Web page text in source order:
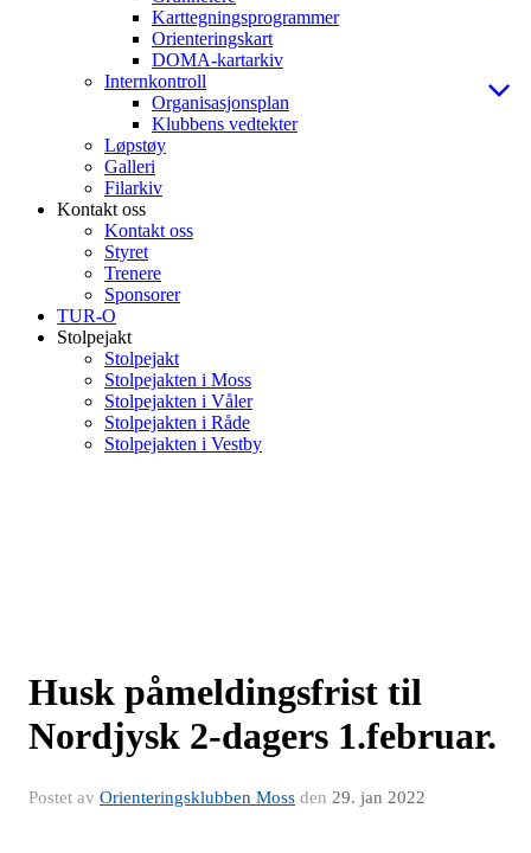
Karttegningsprogrammer
Orienteringskart
DOMA-kartarkiv
Internkontroll
Organisasjonsplan
Klubbens vedtekter
Løpstøy
Galleri
Filarkiv
Kontakt oss
Kontakt oss
Styret
Trenere
Sponsorer
TUR-O
Stolpejakt
Stolpejakt
Stolpejakten i Moss
Stolpejakten i Våler
Stolpejakten i Råde
Stolpejakten i Vestby
Husk påmeldingsfrist til
Nordjysk 2-dagers 1.februar.
Postet av Orienteringsklubben Moss den 29. jan 2022